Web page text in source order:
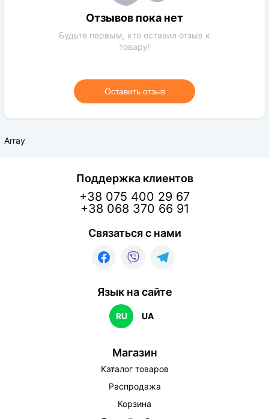
Отзывов пока нет
Будьте первым, кто оставил отзыв к
товару!
Оставить отзыв
Array
Поддержка клиентов
+38 075 400 29 67
+38 068 370 66 91
Связаться с нами
Язык на сайте
RU UA
Магазин
Каталог товаров
Распродажа
Корзина